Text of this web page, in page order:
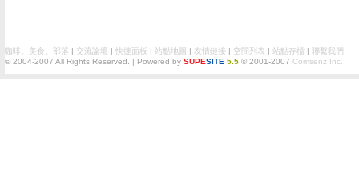
咖啡。美食。部落 | 交流論壇 | 快捷面板 | 站點地圖 | 友情鏈接 | 空間列表 | 站點存檔 | 聯繫我們
© 2004-2007 All Rights Reserved. | Powered by SUPESITE 5.5 © 2001-2007 Comsenz Inc.